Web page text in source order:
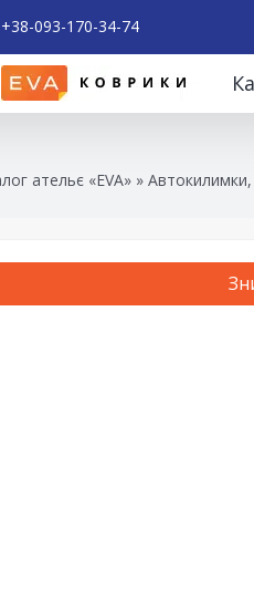
+38-093-170-34-74
ательє «EVA» »